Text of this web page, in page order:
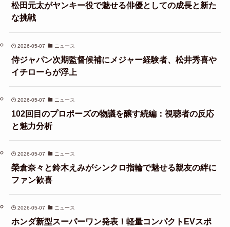
松田元太がヤンキー役で魅せる俳優としての成長と新た
な挑戦
2026-05-07 ニュース
侍ジャパン次期監督候補にメジャー経験者、松井秀喜や
イチローらが浮上
2026-05-07 ニュース
102回目のプロポーズの物議を醸す続編：視聴者の反応
と魅力分析
2026-05-07 ニュース
榮倉奈々と鈴木えみがシンクロ指輪で魅せる親友の絆に
ファン歓喜
2026-05-07 ニュース
ホンダ新型スーパーワン発表！軽量コンパクトEVスポ